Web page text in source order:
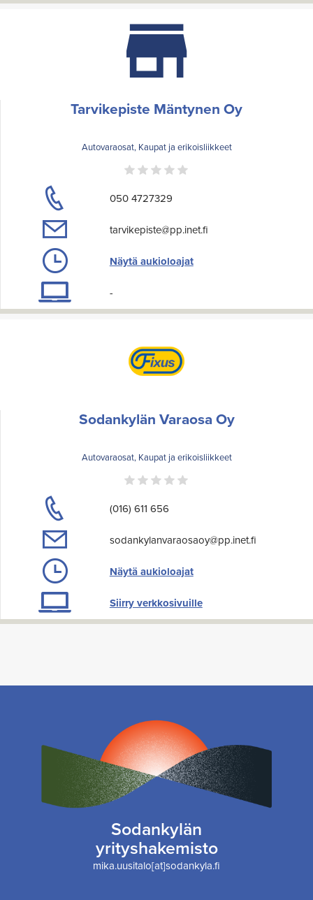
Tarvikepiste Mäntynen Oy
Autovaraosat, Kaupat ja erikoisliikkeet
050 4727329
tarvikepiste@pp.inet.fi
Näytä aukioloajat
-
Sodankylän Varaosa Oy
Autovaraosat, Kaupat ja erikoisliikkeet
(016) 611 656
sodankylanvaraosaoy@pp.inet.fi
Näytä aukioloajat
Siirry verkkosivuille
Sodankylän
yrityshakemisto
mika.uusitalo[at]sodankyla.fi